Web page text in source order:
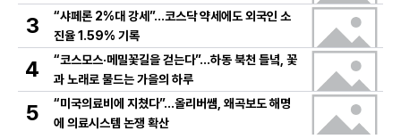
3
“샤페론 2%대 강세”…코스닥 약세에도 외국인 소
진율 1.59% 기록
4
“코스모스·메밀꽃길을 걷는다”…하동 북천 들녘, 꽃
과 노래로 물드는 가을의 하루
5
“미국의료비에 지쳤다”…올리버쌤, 왜곡보도 해명
에 의료시스템 논쟁 확산